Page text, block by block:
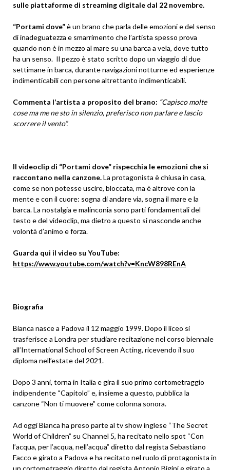
sulle piattaforme di streaming digitale dal 22 novembre.
“Portami dove”è un brano che parla delle emozioni e del senso
di inadeguatezza e smarrimento che l’artista spesso prova
quando non è in mezzo al mare su una barca a vela, dove tutto
ha un senso. Il pezzo è stato scritto dopo un viaggio di due
settimane in barca, durante navigazioni notturne ed esperienze
indimenticabili con persone altrettanto indimenticabili.
Commenta l’artista a proposito del brano: “Capisco molte
cose ma me ne sto in silenzio, preferisco non parlare e lascio
scorrere il vento”.
Il videoclip di “Portami dove” rispecchia le emozioni che si
raccontano nella canzone.La protagonista è chiusa in casa,
come se non potesse uscire, bloccata, ma è altrove con la
mente e con il cuore: sogna di andare via, sogna il mare e la
barca. La nostalgia e malinconia sono parti fondamentali del
testo e del videoclip, ma dietro a questo si nasconde anche
volontà d’animo e forza.
Guarda qui il video su YouTube:
https://www.youtube.com/watch?v=KncW898REnA
Biografia
Bianca nasce a Padova il 12 maggio 1999. Dopo il liceo si
trasferisce a Londra per studiare recitazione nel corso biennale
all’International School of Screen Acting, ricevendo il suo
diploma nell’estate del 2021.
Dopo 3 anni, torna in Italia e gira il suo primo cortometraggio
indipendente “Capitolo” e, insieme a questo, pubblica la
canzone “Non ti muovere” come colonna sonora.
Ad oggi Bianca ha preso parte al tv show inglese “The Secret
World of Children” su Channel 5, ha recitato nello spot “Con
l’acqua, per l’acqua, nell’acqua” diretto dal regista Sebastiano
Facco e girato a Padova e ha recitato nel ruolo di protagonista in
un cortometraggio diretto dal regista Antonio Bigini e girato a